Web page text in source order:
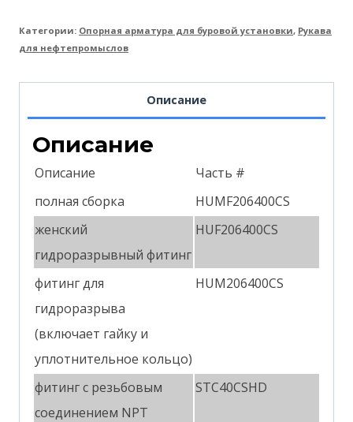
Категории: Опорная арматура для буровой установки, Рукава
для нефтепромыслов
Описание
Описание
Описание
Часть #
полная сборка
HUMF206400CS
женский
гидроразрывный фитинг
HUF206400CS
фитинг для
гидроразрыва
(включает гайку и
уплотнительное кольцо)
HUM206400CS
фитинг с резьбовым
соединением NPT
STC40CSHD